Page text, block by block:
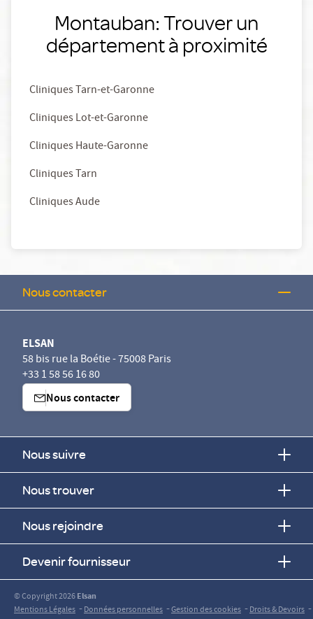
Montauban: Trouver un
département à proximité
Cliniques Tarn-et-Garonne
Cliniques Lot-et-Garonne
Cliniques Haute-Garonne
Cliniques Tarn
Cliniques Aude
Nous contacter
ELSAN
58 bis rue la Boétie - 75008 Paris
+33 1 58 56 16 80
Nous contacter
Nous suivre
Nous trouver
Nous rejoindre
Devenir fournisseur
© Copyright 2026Elsan
Mentions Légales -Données personnelles -Gestion des cookies -Droits & Devoirs -